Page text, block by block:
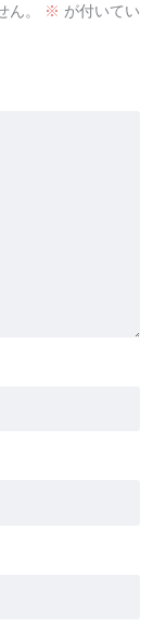
。 ※ が付いてい